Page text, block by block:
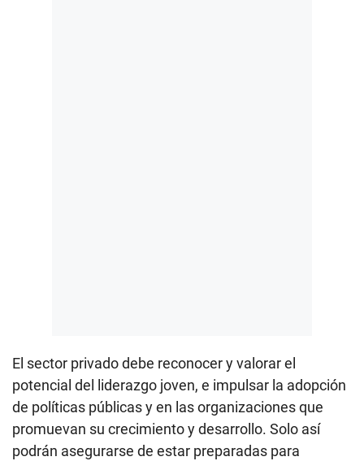
El sector privado debe reconocer y valorar el
potencial del liderazgo joven, e impulsar la adopción
de políticas públicas y en las organizaciones que
promuevan su crecimiento y desarrollo. Solo así
podrán asegurarse de estar preparadas para